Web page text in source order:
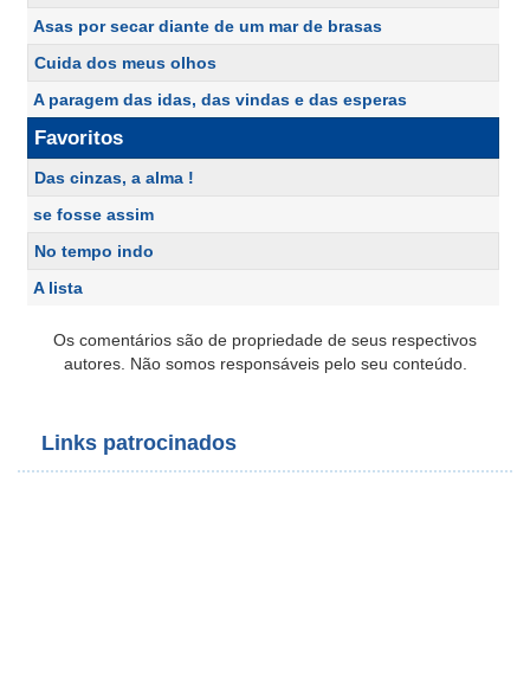
Asas por secar diante de um mar de brasas
Cuida dos meus olhos
A paragem das idas, das vindas e das esperas
Favoritos
Das cinzas, a alma !
se fosse assim
No tempo indo
A lista
Os comentários são de propriedade de seus respectivos
autores. Não somos responsáveis pelo seu conteúdo.
Links patrocinados